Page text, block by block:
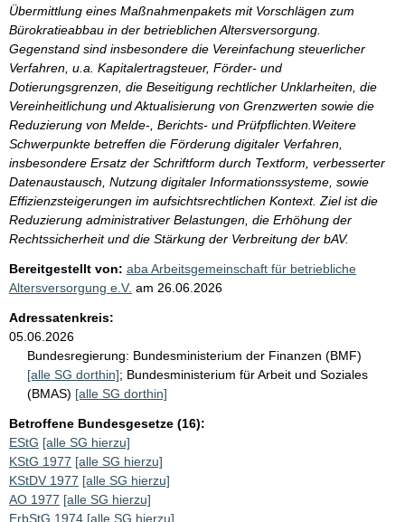
Übermittlung eines Maßnahmenpakets mit Vorschlägen zum
Bürokratieabbau in der betrieblichen Altersversorgung.
Gegenstand sind insbesondere die Vereinfachung steuerlicher
Verfahren, u.a. Kapitalertragsteuer, Förder- und
Dotierungsgrenzen, die Beseitigung rechtlicher Unklarheiten, die
Vereinheitlichung und Aktualisierung von Grenzwerten sowie die
Reduzierung von Melde-, Berichts- und Prüfpflichten.Weitere
Schwerpunkte betreffen die Förderung digitaler Verfahren,
insbesondere Ersatz der Schriftform durch Textform, verbesserter
Datenaustausch, Nutzung digitaler Informationssysteme, sowie
Effizienzsteigerungen im aufsichtsrechtlichen Kontext. Ziel ist die
Reduzierung administrativer Belastungen, die Erhöhung der
Rechtssicherheit und die Stärkung der Verbreitung der bAV.
Bereitgestellt von: aba Arbeitsgemeinschaft für betriebliche
Altersversorgung e.V. am 26.06.2026
Adressatenkreis:
05.06.2026
Bundesregierung: Bundesministerium der Finanzen (BMF)
[alle SG dorthin]; Bundesministerium für Arbeit und Soziales
(BMAS) [alle SG dorthin]
Betroffene Bundesgesetze (16):
EStG [alle SG hierzu]
KStG 1977 [alle SG hierzu]
KStDV 1977 [alle SG hierzu]
AO 1977 [alle SG hierzu]
ErbStG 1974 [alle SG hierzu]